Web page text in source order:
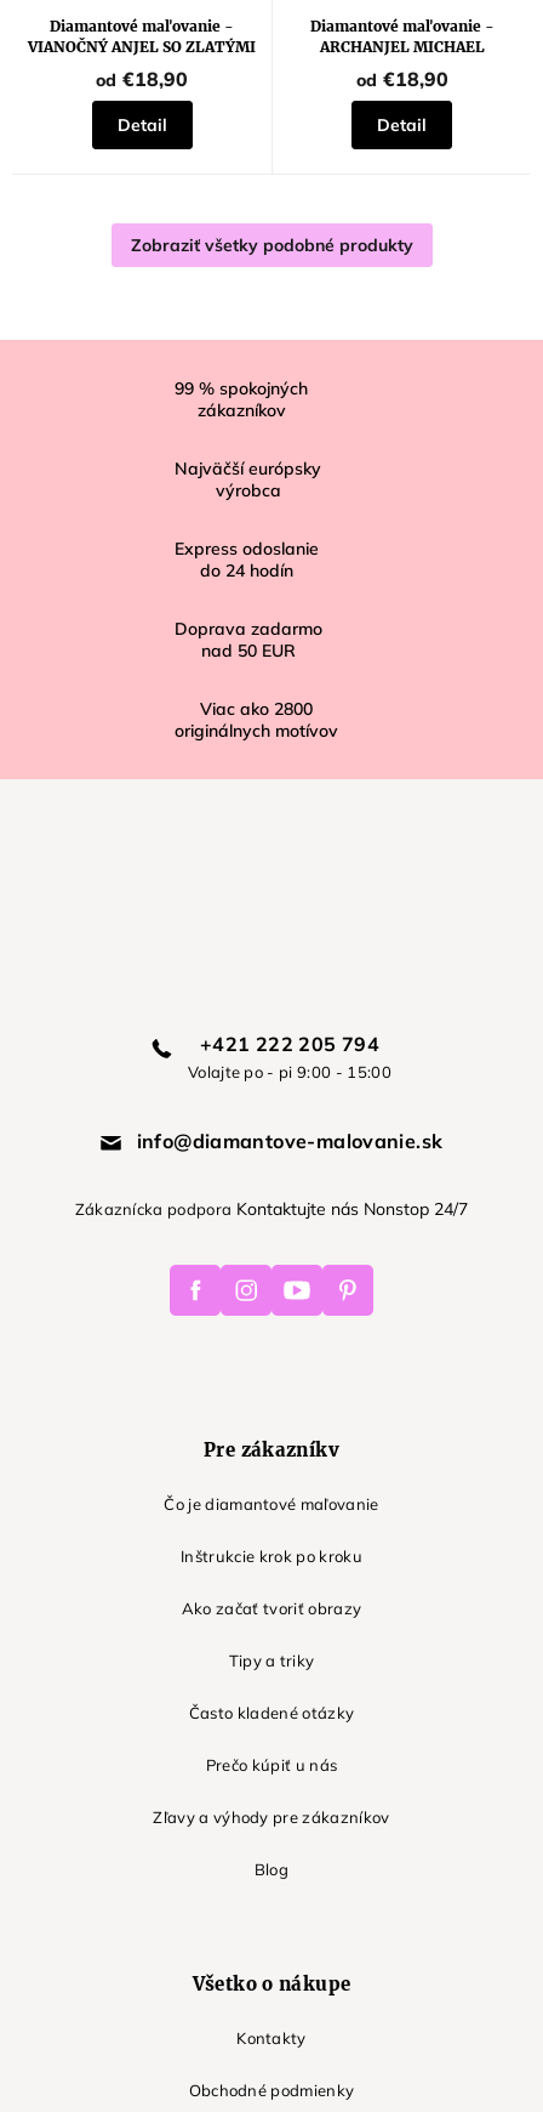
Diamantové maľovanie -
VIANOČNÝ ANJEL SO ZLATÝMI
KRÍDLAMI
od €18,90
Detail
Diamantové maľovanie -
ARCHANJEL MICHAEL
od €18,90
Detail
Zobraziť všetky podobné produkty
99 % spokojných
zákazníkov
Najväčší európsky
výrobca
Express odoslanie
do 24 hodín
Doprava zadarmo
nad 50 EUR
Viac ako 2800
originálnych motívov
+421 222 205 794
Volajte po - pi 9:00 - 15:00
info@diamantove-malovanie.sk
Zákaznícka podpora Kontaktujte nás Nonstop 24/7
FacebookInstagramYoutube Pinterest
Pre zákazníkv
Čo je diamantové maľovanie
Inštrukcie krok po kroku
Ako začať tvoriť obrazy
Tipy a triky
Často kladené otázky
Prečo kúpiť u nás
Zľavy a výhody pre zákazníkov
Blog
Všetko o nákupe
Kontakty
Obchodné podmienky